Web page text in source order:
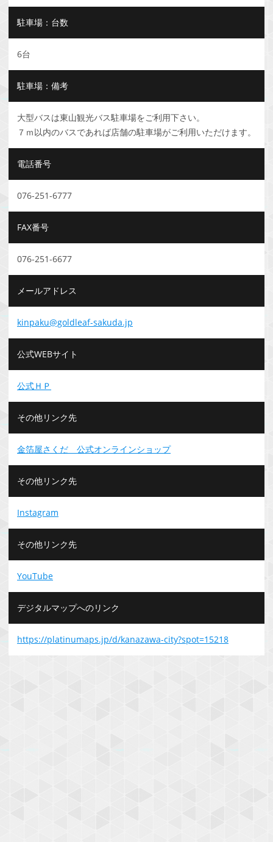
駐車場：台数
6台
駐車場：備考
大型バスは東山観光バス駐車場をご利用下さい。
７ｍ以内のバスであれば店舗の駐車場がご利用いただけます。
電話番号
076-251-6777
FAX番号
076-251-6677
メールアドレス
kinpaku@goldleaf-sakuda.jp
公式WEBサイト
公式ＨＰ
その他リンク先
金箔屋さくだ 公式オンラインショップ
その他リンク先
Instagram
その他リンク先
YouTube
デジタルマップへのリンク
https://platinumaps.jp/d/kanazawa-city?spot=15218